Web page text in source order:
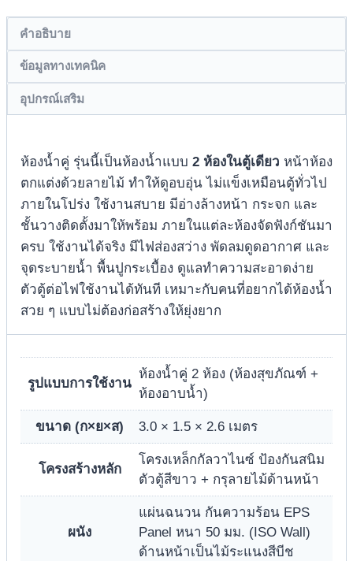
คำอธิบาย
ข้อมูลทางเทคนิค
อุปกรณ์เสริม
ห้องน้ำคู่ รุ่นนี้เป็นห้องน้ำแบบ 2 ห้องในตู้เดียว หน้าห้อง
ตกแต่งด้วยลายไม้ ทำให้ดูอบอุ่น ไม่แข็งเหมือนตู้ทั่วไป
ภายในโปร่ง ใช้งานสบาย มีอ่างล้างหน้า กระจก และ
ชั้นวางติดตั้งมาให้พร้อม ภายในแต่ละห้องจัดฟังก์ชันมา
ครบ ใช้งานได้จริง มีไฟส่องสว่าง พัดลมดูดอากาศ และ
จุดระบายน้ำ พื้นปูกระเบื้อง ดูแลทำความสะอาดง่าย
ตัวตู้ต่อไฟใช้งานได้ทันที เหมาะกับคนที่อยากได้ห้องน้ำ
สวย ๆ แบบไม่ต้องก่อสร้างให้ยุ่งยาก
รูปแบบการใช้งาน
ห้องน้ำคู่ 2 ห้อง (ห้องสุขภัณฑ์ +
ห้องอาบน้ำ)
ขนาด (ก×ย×ส) 3.0 × 1.5 × 2.6 เมตร
โครงสร้างหลัก
โครงเหล็กกัลวาไนซ์ ป้องกันสนิม
ตัวตู้สีขาว + กรุลายไม้ด้านหน้า
ผนัง
แผ่นฉนวน กันความร้อน EPS
Panel หนา 50 มม. (ISO Wall)
ด้านหน้าเป็นไม้ระแนงสีบีช